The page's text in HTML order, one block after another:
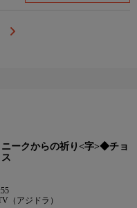
ークからの祈り<字>◆チョ
（アジドラ）